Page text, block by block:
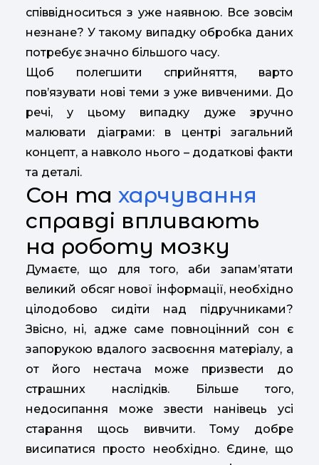
співвідноситься з уже наявною. Все зовсім
незнане? У такому випадку обробка даних
потребує значно більшого часу.
Щоб полегшити сприйняття, варто
пов’язувати нові теми з уже вивченими. До
речі, у цьому випадку дуже зручно
малювати діаграми: в центрі загальний
концепт, а навколо нього – додаткові факти
та деталі.
Сон та харчування
справді впливають
на роботу мозку
Думаєте, що для того, аби запам’ятати
великий обсяг нової інформації, необхідно
цілодобово сидіти над підручниками?
Звісно, ні, адже саме повноцінний сон є
запорукою вдалого засвоєння матеріалу, а
от його нестача може призвести до
страшних наслідків. Більше того,
недосипання може звести нанівець усі
старання щось вивчити. Тому добре
висипатися просто необхідно. Єдине, що